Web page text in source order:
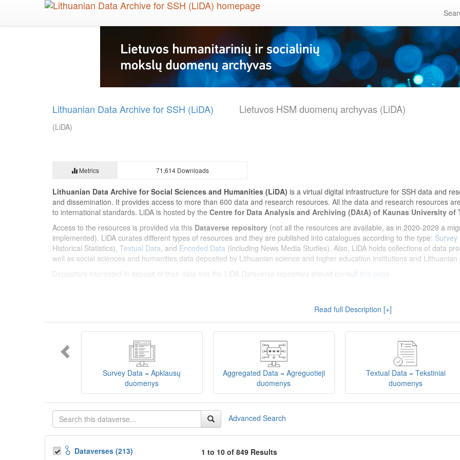
Lithuanian Data Archive for SSH (LiDA)
(LiDA)
Lietuvos HSM duomenų archyvas (LiDA)
Metrics 71,614 Downloads
Lithuanian Data Archive for Social Sciences and Humanities (LiDA) is a virtual digital infrastructure for SSH data and
and dissemination. It provides access to more than 600 data and research resources. All the data and research resources
to international standards. LiDA is hosted by the Centre for Data Analysis and Archiving (DAtA) of Kaunas University of
Access to the resources is provided via this Dataverse repository (not all the resources are available, as in 2020-2029 a
implemented). LiDA curates different types of resources and they are published into catalogues according to the type: Survey
Historical Statistics), Textual Data, and Encoded Data (including News Media Studies). Also, LiDA holds collections of data
well as social sciences and humanities data deposited by Lithuanian science and higher education institutions and
Depositors interested in deposit of their data into the LiDA Dataverse repository should consult this page
yra virtuali skaitmeninė empirinių HSM
sklaidos infrastruktūra, suteikianti prieigą prie daugiau nei 600 duomenų ir tyrimų išteklių. Visi duomenų ir tyrimų ištekliai yra
tarptautinius standartus. LiDA įsikūręsKauno technologijos universiteto Duomenų analizės ir archyvavimo (DAtA)
Prieigai prie išteklių naudojama ši
(kol kas ne visi ištekliai prieinami, nes 2020-2029 m. vykdomas
įvairių tipų išteklius ir jie publikuojami atskiruose kataloguose pagal tipą:
Interviu duomenys
duomenys
Koduotieji duomenys (įskaitant Žiniasklaidos tyrimus). Taip pat LiDA talpinami didelių nacionalinių projektų
mokslo ir studijų bei Lietuvos valstybės institucijų deponuoti socialinių ir humanitarinių mokslų duomenų rinkiniai (Kitų
talpykla, surasti ir parsisiųsti duomenis, siūlome susipažinti su
LiDA Dataverse talpyklos naudotojo vadovu.
Read full Description [+]
Survey Data = Apklausų
duomenys
Aggregated Data = Agreguotieji
duomenys
Textual Data = Tekstiniai
duomenys
Advanced Search
Dataverses (213)
1 to 10 of 849 Results